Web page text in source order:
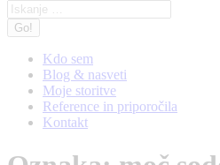
Kdo sem
Blog & nasveti
Moje storitve
Reference in priporočila
Kontakt